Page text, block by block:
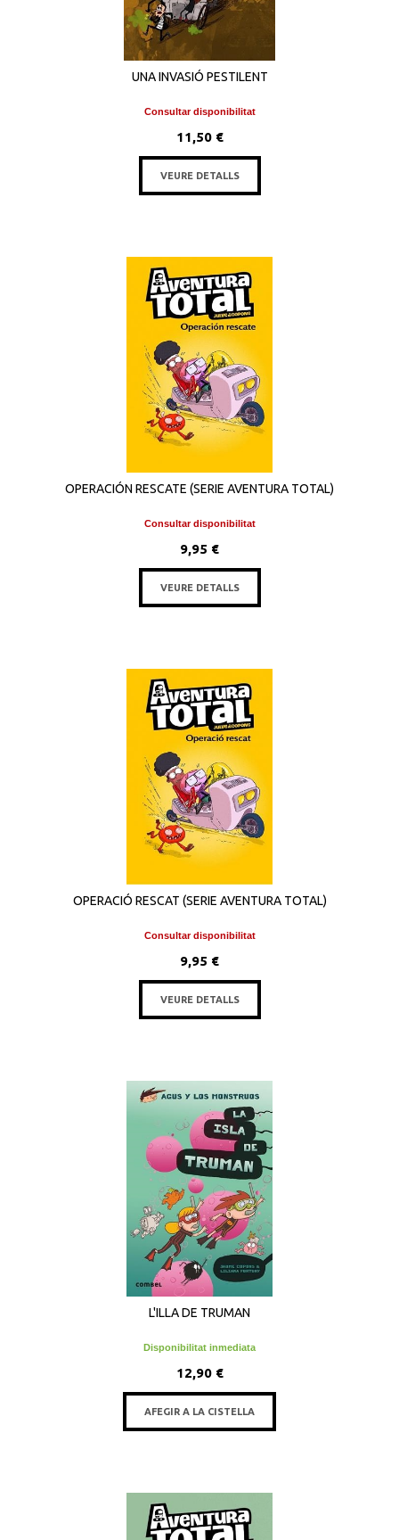
UNA INVASIÓ PESTILENT
Consultar disponibilitat
11,50 €
VEURE DETALLS
OPERACIÓN RESCATE (SERIE AVENTURA TOTAL)
Consultar disponibilitat
9,95 €
VEURE DETALLS
OPERACIÓ RESCAT (SERIE AVENTURA TOTAL)
Consultar disponibilitat
9,95 €
VEURE DETALLS
L'ILLA DE TRUMAN
Disponibilitat inmediata
12,90 €
AFEGIR A LA CISTELLA